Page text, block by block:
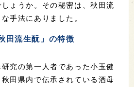
ょうか。その秘密は、秋田流
手法にありました。
田流生酛」の特徴
究の第一人者であった小玉健
田県内で伝承されている酒母